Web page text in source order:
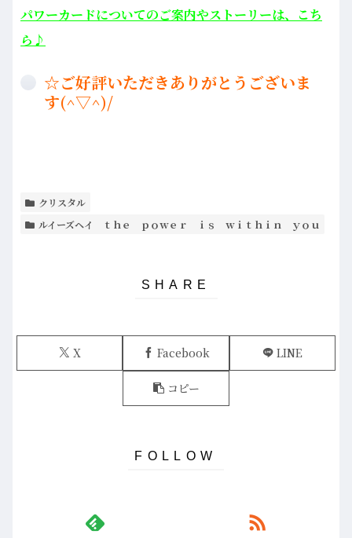
パワーカードについてのご案内やストーリーは、こち
ら♪
☆ご好評いただきありがとうございま
す(^▽^)/
クリスタル
ルイーズヘイ ｔｈｅ ｐｏｗｅｒ ｉｓ ｗｉｔｈｉｎ ｙｏｕ
X Facebook LINE
コピー